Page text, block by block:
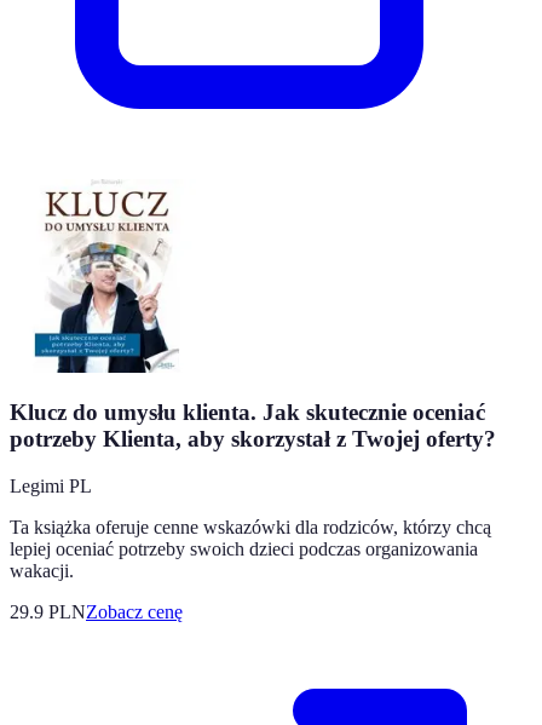
Klucz do umysłu klienta. Jak skutecznie oceniać
potrzeby Klienta, aby skorzystał z Twojej oferty?
Legimi PL
Ta książka oferuje cenne wskazówki dla rodziców, którzy chcą
lepiej oceniać potrzeby swoich dzieci podczas organizowania
wakacji.
29.9 PLNZobacz cenę